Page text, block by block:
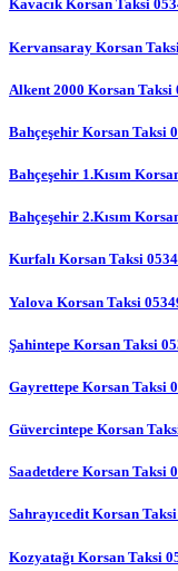
Kavacık Korsan Taksi
Kervansaray Korsan
Alkent 2000 Korsan Taksi
Bahçeşehir Korsan Taksi
Bahçeşehir 1.Kısım
Bahçeşehir 2.Kısım
Kurfalı Korsan Taksi
Yalova Korsan Taksi
Şahintepe Korsan Taksi
Gayrettepe Korsan Taksi
Güvercintepe Korsan
Saadetdere Korsan Taksi
Sahrayıcedit Korsan
Kozyatağı Korsan Taksi